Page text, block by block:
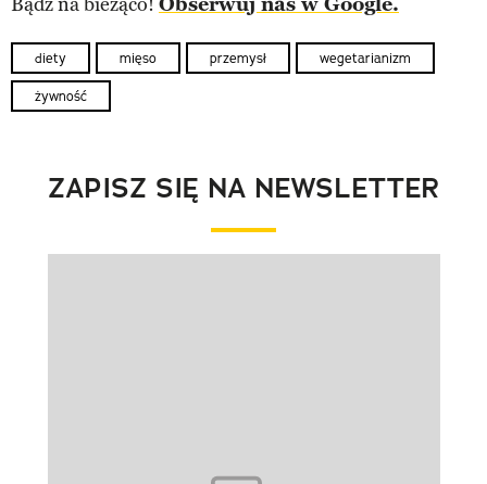
diety mięso przemysł wegetarianizm
żywność
ZAPISZ SIĘ NA NEWSLETTER